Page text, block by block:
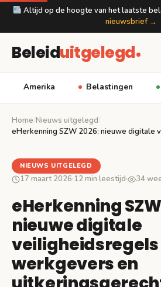
Altijd op de hoogte van het laatste
nieuwsbrief →
Beleiduitgelegd
Amerika Belastingen
Home Nieuws uitgelegd
NIEUWS UITGELEGD
17 maart 2026·12 min leestijd· 34
eHerkenning
nieuwe digitale
werkgevers en